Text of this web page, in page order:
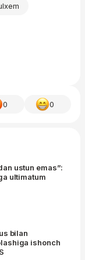
0 0
ustun emas”:
ultimatum
bilan
ishonch